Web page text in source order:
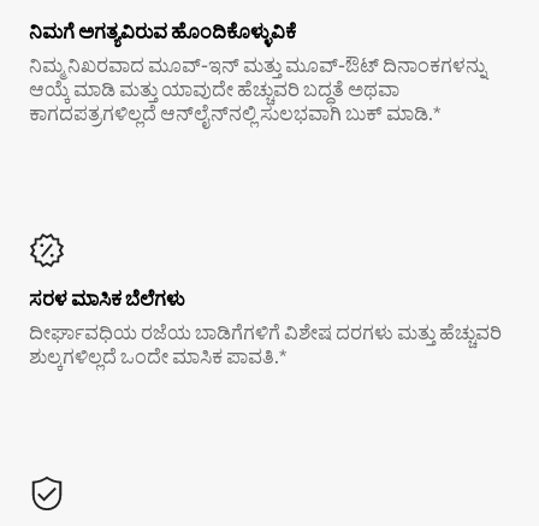
ನಿಮಗೆ ಅಗತ್ಯವಿರುವ ಹೊಂದಿಕೊಳ್ಳುವಿಕೆ
ನಿಮ್ಮ ನಿಖರವಾದ ಮೂವ್-ಇನ್ ಮತ್ತು ಮೂವ್-ಔಟ್ ದಿನಾಂಕಗಳನ್ನು
ಆಯ್ಕೆ ಮಾಡಿ ಮತ್ತು ಯಾವುದೇ ಹೆಚ್ಚುವರಿ ಬದ್ಧತೆ ಅಥವಾ
ಕಾಗದಪತ್ರಗಳಿಲ್ಲದೆ ಆನ್‌ಲೈನ್‌ನಲ್ಲಿ ಸುಲಭವಾಗಿ ಬುಕ್ ಮಾಡಿ.*
ಸರಳ ಮಾಸಿಕ ಬೆಲೆಗಳು
ದೀರ್ಘಾವಧಿಯ ರಜೆಯ ಬಾಡಿಗೆಗಳಿಗೆ ವಿಶೇಷ ದರಗಳು ಮತ್ತು ಹೆಚ್ಚುವರಿ
ಶುಲ್ಕಗಳಿಲ್ಲದೆ ಒಂದೇ ಮಾಸಿಕ ಪಾವತಿ.*